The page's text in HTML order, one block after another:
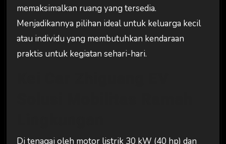
memaksimalkan ruang yang tersedia.
Menjadikannya pilihan ideal untuk keluarga kecil
atau individu yang membutuhkan kendaraan
praktis untuk kegiatan sehari-hari.
Di tenagai oleh motor listrik 30 kW (40 hp) dan